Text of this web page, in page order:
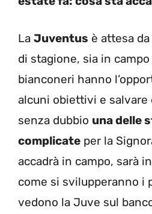
La Juventus è attesa
di stagione, sia in
bianconeri hanno
alcuni obiettivi e salvare
senza dubbio una delle
complicate per la
accadrà in campo, sarà
come si svilupperanno i
vedono la Juve sul